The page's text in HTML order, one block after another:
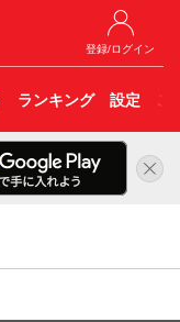
登録/ログイン
ランキング 設定 こ